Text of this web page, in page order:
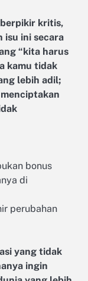
kritis,
isu ini secara
“kita harus
kamu tidak
lebih adil;
bonus
di
perubahan
yang tidak
ingin